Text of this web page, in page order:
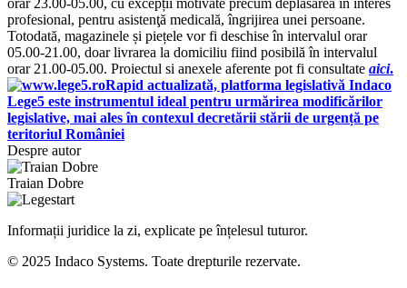
profesional, pentru asistenţă medicală, îngrijirea unei persoane.
Totodată, magazinele și piețele vor fi deschise în intervalul orar
05.00-21.00, doar livrarea la domiciliu fiind posibilă în intervalul
orar 21.00-05.00. Proiectul si anexele aferente pot fi consultate aici.
Rapid actualizată, platforma legislativă Indaco
Lege5 este instrumentul ideal pentru urmărirea modificărilor
legislative, mai ales în contexul decretării stării de urgență pe
teritoriul României
Despre autor
Traian Dobre
Informații juridice la zi, explicate pe înțelesul tuturor.
© 2025 Indaco Systems. Toate drepturile rezervate.